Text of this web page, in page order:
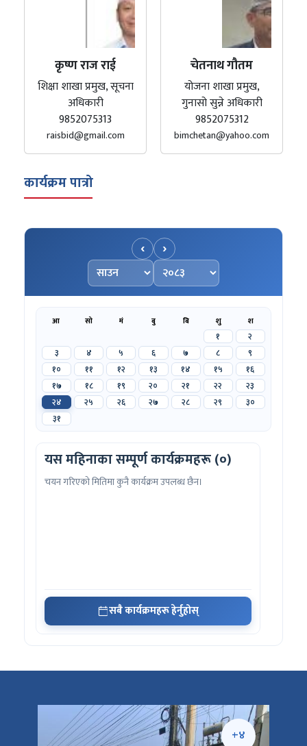
कृष्ण राज राई
शिक्षा शाखा प्रमुख, सूचना
अधिकारी
9852075313
raisbid@gmail.com
चेतनाथ गौतम
योजना शाखा प्रमुख,
गुनासो सुन्ने अधिकारी
9852075312
bimchetan@yahoo.com
कार्यक्रम पात्रो
‹
महिना चयन गर्नुहोस्
वर्ष चयन गर्नुहोस्
›
आ सो मं बु बि शु श
१
२
३
४ ५ ६ ७ ८
९
१०
११ १२ १३ १४ १५
१६
१७
१८ १९ २० २१ २२
२३
२४
२५ २६ २७ २८ २९
३०
३१
यस महिनाका सम्पूर्ण कार्यक्रमहरू (०)
चयन गरिएको मितिमा कुनै कार्यक्रम उपलब्ध छैन।
सबै कार्यक्रमहरू हेर्नुहोस्
+४